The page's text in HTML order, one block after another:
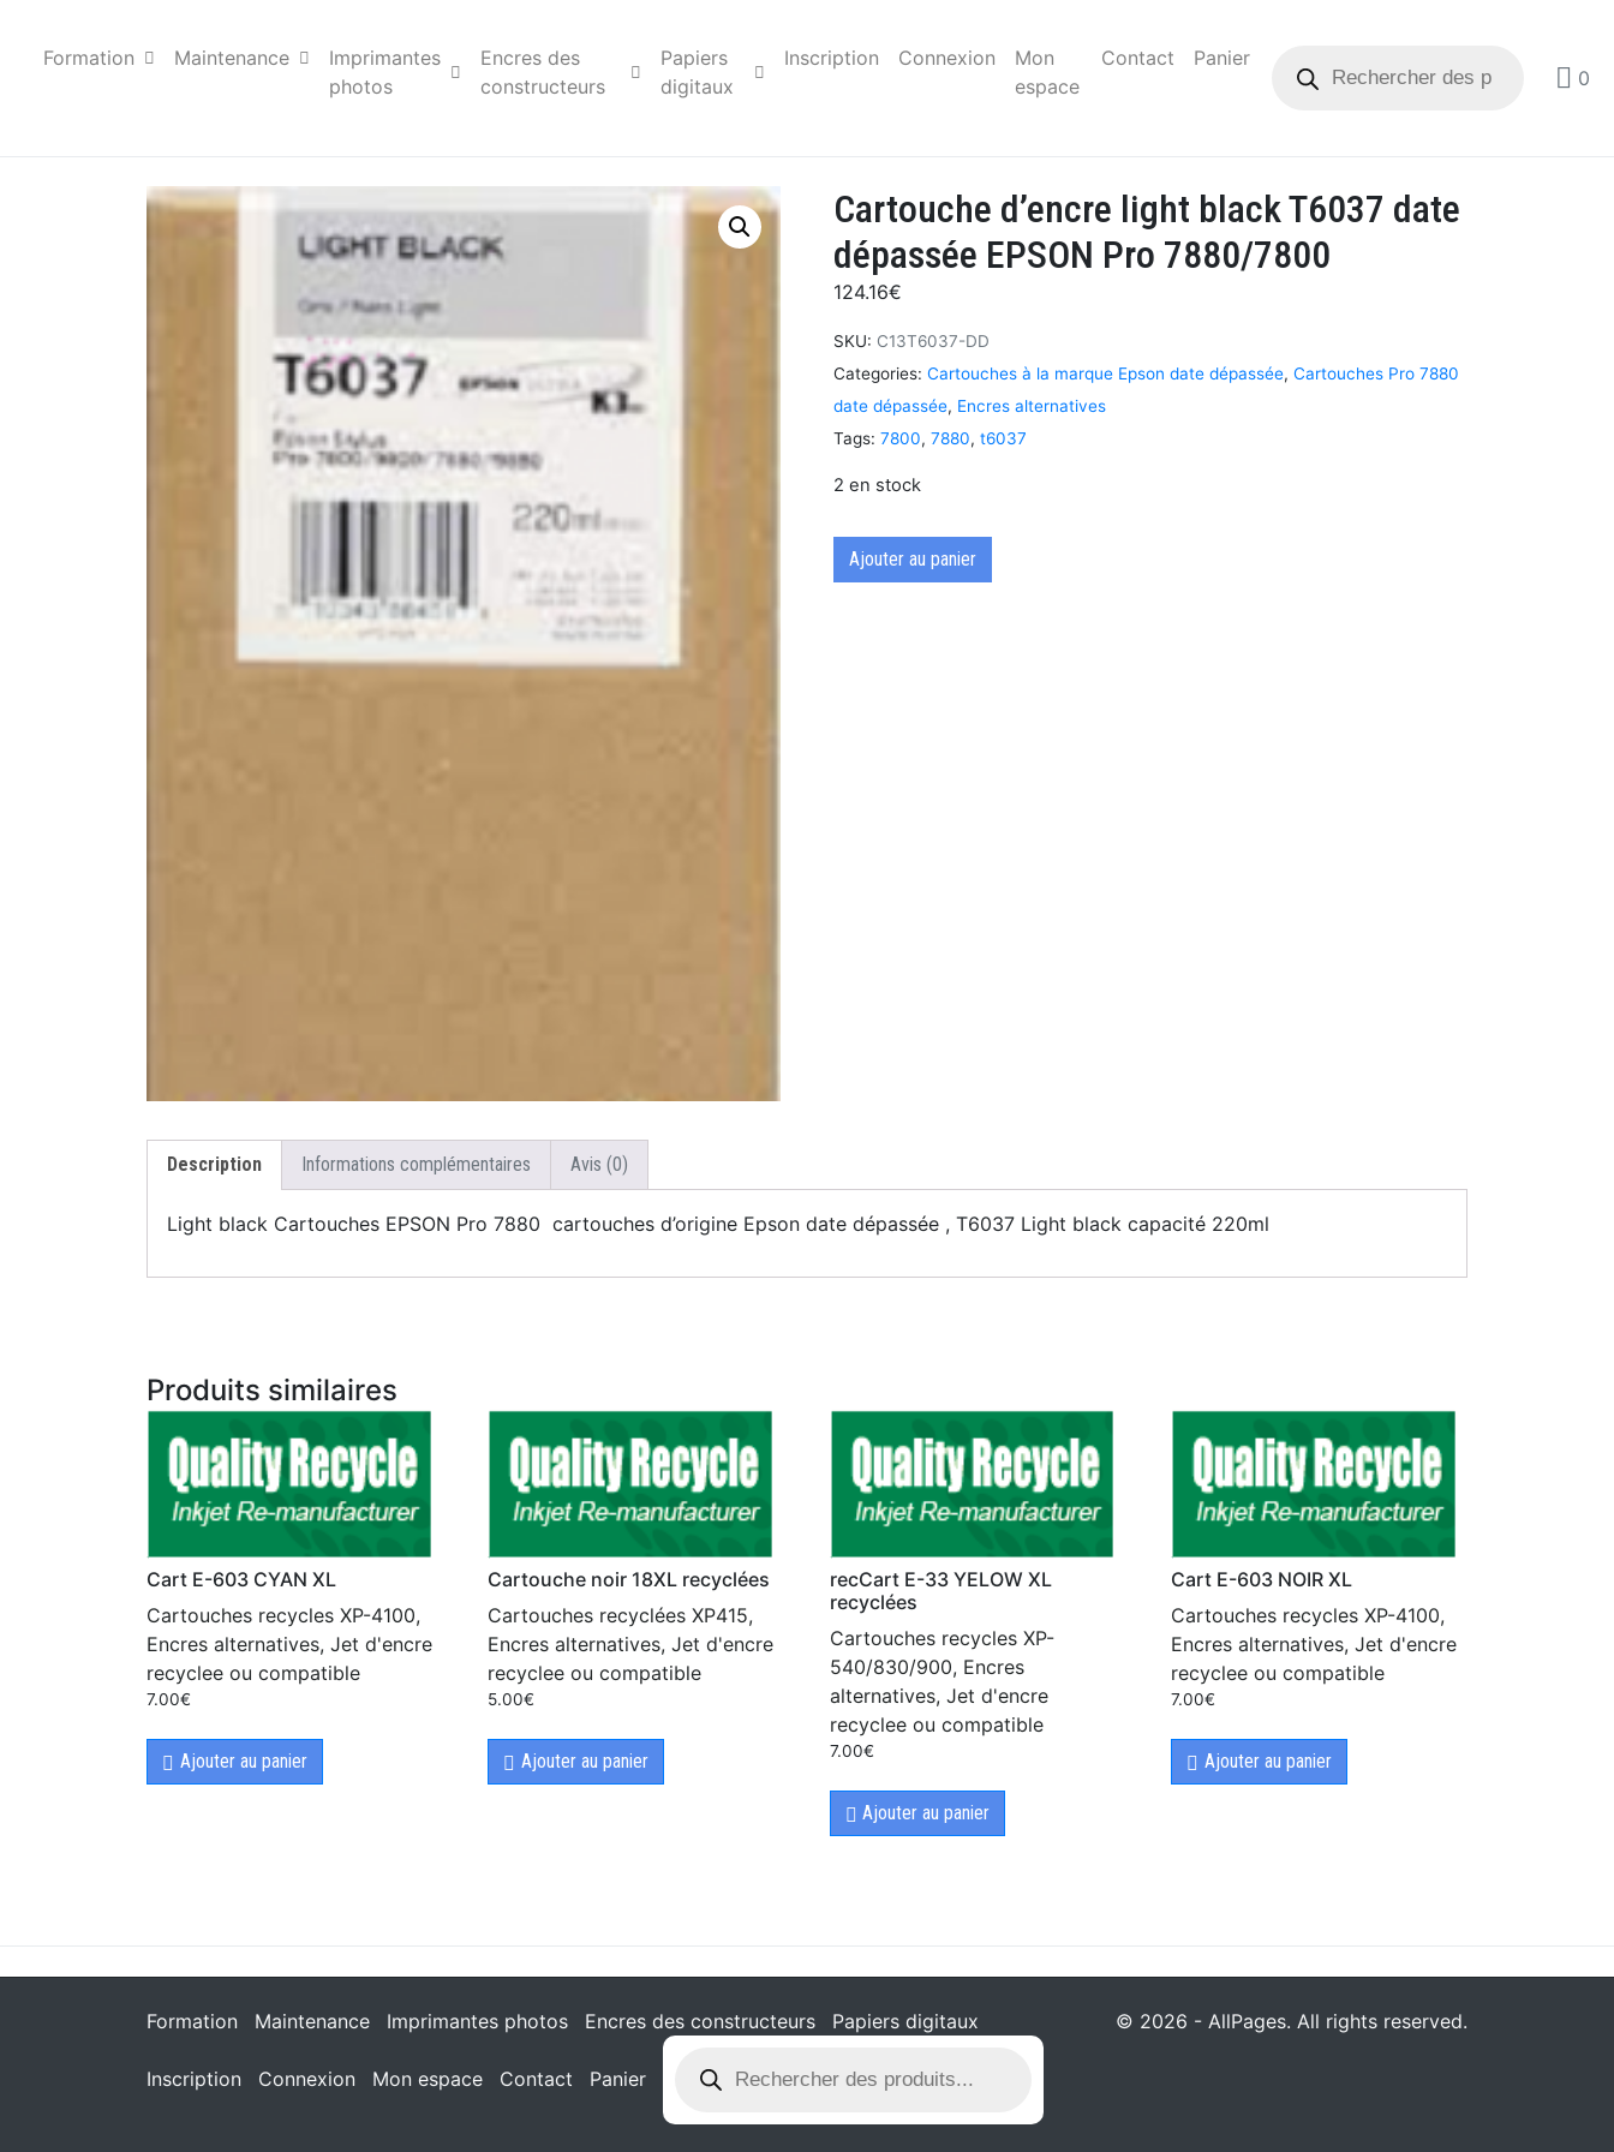
Formation Maintenance
Imprimantes
photos
Encres des
constructeurs
Papiers
digitaux
Inscription Connexion
Mon
espace
Contact
Panier
0
Cartouche d’encre light black T6037 date
dépassée EPSON Pro 7880/7800
124.16€
SKU: C13T6037-DD
Categories: Cartouches à la marque Epson date dépassée, Cartouches Pro 7880
date dépassée, Encres alternatives
Tags: 7800, 7880, t6037
2 en stock
Ajouter au panier
Description Informations complémentaires Avis (0)
Light black Cartouches EPSON Pro 7880 cartouches d’origine Epson date dépassée , T6037 Light black capacité 220ml
Produits similaires
Cart E-603 CYAN XL
Cartouches recycles XP-4100,
Encres alternatives, Jet d'encre
recyclee ou compatible
7.00€
Ajouter au panier
Cartouche noir 18XL recyclées
Cartouches recyclées XP415,
Encres alternatives, Jet d'encre
recyclee ou compatible
5.00€
Ajouter au panier
recCart E-33 YELOW XL
recyclées
Cartouches recycles XP-
540/830/900, Encres
alternatives, Jet d'encre
recyclee ou compatible
7.00€
Ajouter au panier
Cart E-603 NOIR XL
Cartouches recycles XP-4100,
Encres alternatives, Jet d'encre
recyclee ou compatible
7.00€
Ajouter au panier
Formation Maintenance Imprimantes photos Encres des constructeurs Papiers digitaux
Inscription Connexion Mon espace Contact Panier
© 2026 - AllPages. All rights reserved.